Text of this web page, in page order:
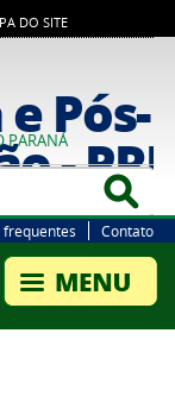
DO SITE
Pós-
-
PARANÁ
frequentes Contato